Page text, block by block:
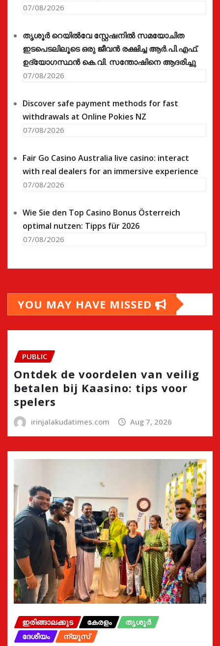
07/08/2026
തൃശൂർ റെയിൽവേ സ്റ്റേഷനിൽ സമയോചിത
ഇടപെടലിലൂടെ ഒരു ജീവൻ രക്ഷിച്ച ആർ.പി.എഫ്.
ഉദ്യോഗസ്ഥൻ കെ.വി. സന്തോഷിനെ ആദരിച്ചു
07/08/2026
Discover safe payment methods for fast
withdrawals at Online Pokies NZ
07/08/2026
Fair Go Casino Australia live casino: interact
with real dealers for an immersive experience
07/08/2026
Wie Sie den Top Casino Bonus Österreich
optimal nutzen: Tipps für 2026
07/08/2026
YOU MAY HAVE MISSED
PUBLIC
Ontdek de voordelen van veilig
betalen bij Kaasino: tips voor
spelers
irinjalakudatimes.com Aug 7, 2026
ഇരിങ്ങാലക്കുട കേരളം
തൃശൂർ
ദേശീയം
ന്യൂസ്